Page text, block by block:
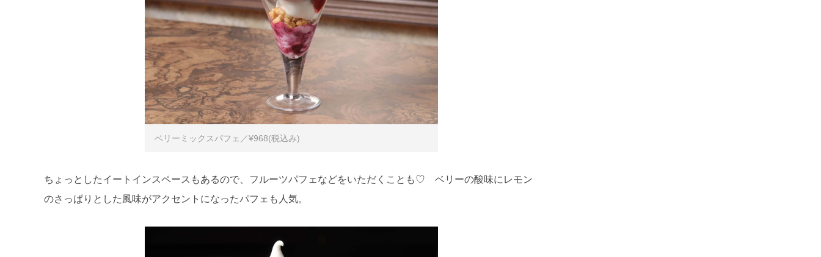
ベリーミックスパフェ／¥968(税込み)
ちょっとしたイートインスペースもあるので、フルーツパフェなどをいただくことも♡ ベリーの酸味にレモン
のさっぱりとした風味がアクセントになったパフェも人気。